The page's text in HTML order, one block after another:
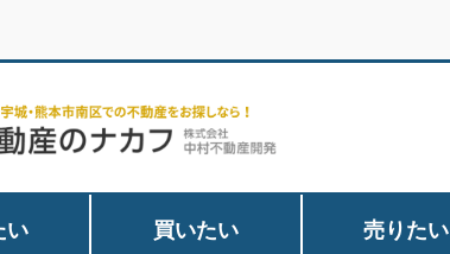
い 買いたい 売りたい